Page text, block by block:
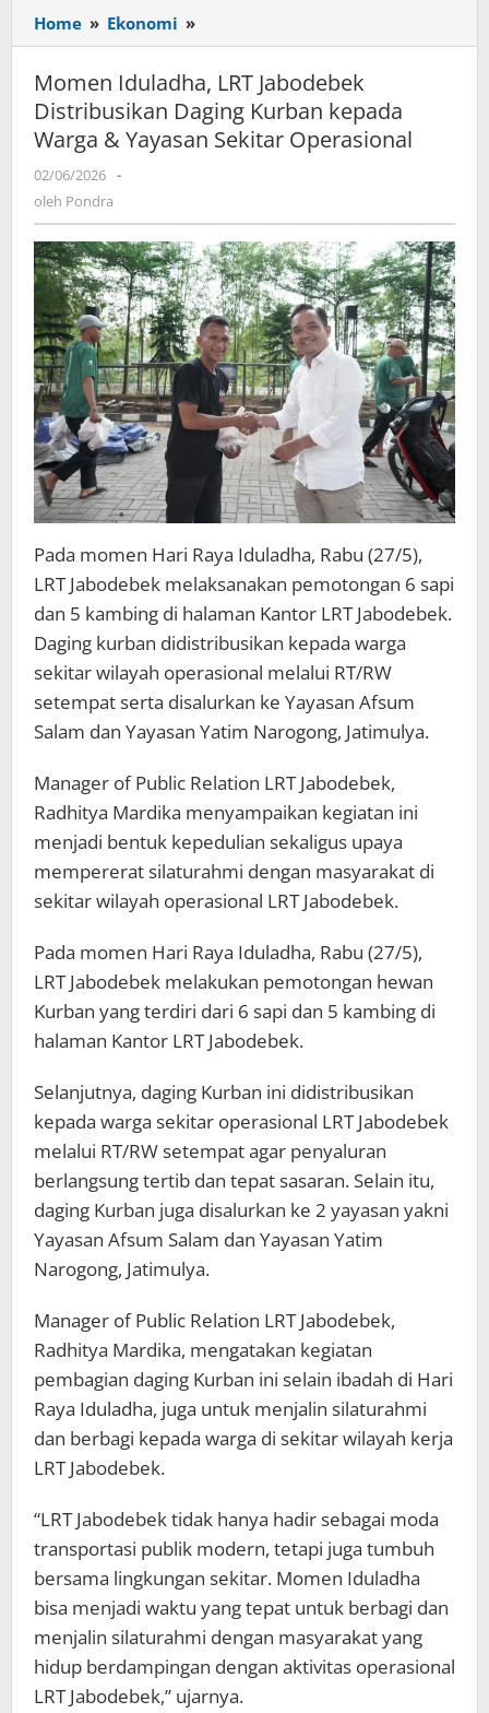
Home » Ekonomi »
Iduladha,
LRT
Jabodebek
Distribusikan
Daging
&
Yayasan
Sekitar
Operasional
Momen Iduladha, LRT Jabodebek
Distribusikan Daging Kurban kepada
Warga & Yayasan Sekitar Operasional
02/06/2026 oleh
-
oleh Pondra
Pada momen Hari Raya Iduladha, Rabu (27/5),
LRT Jabodebek melaksanakan pemotongan 6 sapi
dan 5 kambing di halaman Kantor LRT Jabodebek.
Daging kurban didistribusikan kepada warga
sekitar wilayah operasional melalui RT/RW
setempat serta disalurkan ke Yayasan Afsum
Salam dan Yayasan Yatim Narogong, Jatimulya.
Manager of Public Relation LRT Jabodebek,
Radhitya Mardika menyampaikan kegiatan ini
menjadi bentuk kepedulian sekaligus upaya
mempererat silaturahmi dengan masyarakat di
sekitar wilayah operasional LRT Jabodebek.
Pada momen Hari Raya Iduladha, Rabu (27/5),
LRT Jabodebek melakukan pemotongan hewan
Kurban yang terdiri dari 6 sapi dan 5 kambing di
halaman Kantor LRT Jabodebek.
Selanjutnya, daging Kurban ini didistribusikan
kepada warga sekitar operasional LRT Jabodebek
melalui RT/RW setempat agar penyaluran
berlangsung tertib dan tepat sasaran. Selain itu,
daging Kurban juga disalurkan ke 2 yayasan yakni
Yayasan Afsum Salam dan Yayasan Yatim
Narogong, Jatimulya.
Manager of Public Relation LRT Jabodebek,
Radhitya Mardika, mengatakan kegiatan
pembagian daging Kurban ini selain ibadah di Hari
Raya Iduladha, juga untuk menjalin silaturahmi
dan berbagi kepada warga di sekitar wilayah kerja
LRT Jabodebek.
“LRT Jabodebek tidak hanya hadir sebagai moda
transportasi publik modern, tetapi juga tumbuh
bersama lingkungan sekitar. Momen Iduladha
bisa menjadi waktu yang tepat untuk berbagi dan
menjalin silaturahmi dengan masyarakat yang
hidup berdampingan dengan aktivitas operasional
LRT Jabodebek,” ujarnya.